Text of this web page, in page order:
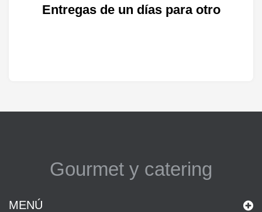
Entregas de un días para otro
Gourmet y catering
MENÚ